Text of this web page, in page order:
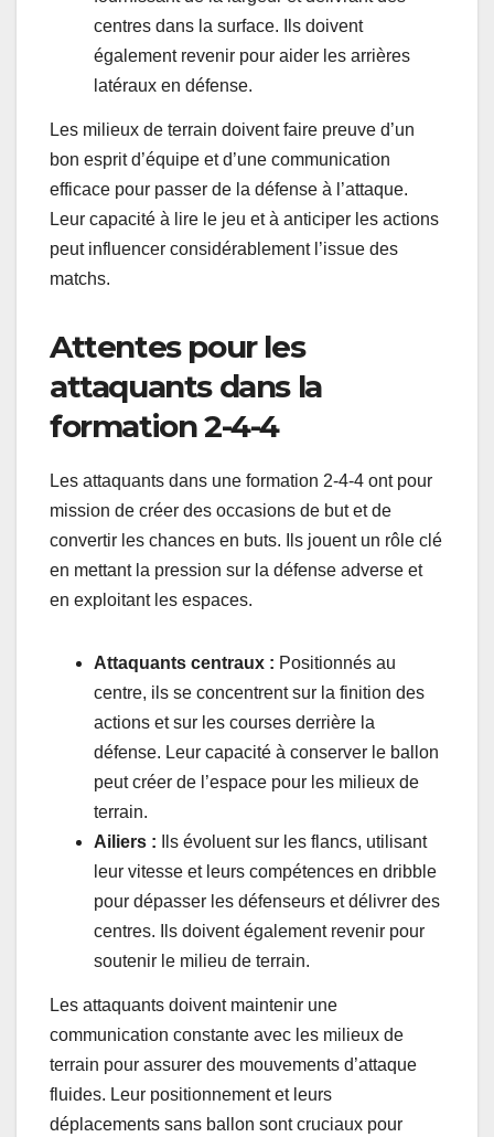
centres dans la surface. Ils doivent
également revenir pour aider les arrières
latéraux en défense.
Les milieux de terrain doivent faire preuve d’un
bon esprit d’équipe et d’une communication
efficace pour passer de la défense à l’attaque.
Leur capacité à lire le jeu et à anticiper les actions
peut influencer considérablement l’issue des
matchs.
Attentes pour les
attaquants dans la
formation 2-4-4
Les attaquants dans une formation 2-4-4 ont pour
mission de créer des occasions de but et de
convertir les chances en buts. Ils jouent un rôle clé
en mettant la pression sur la défense adverse et
en exploitant les espaces.
Attaquants centraux : Positionnés au
centre, ils se concentrent sur la finition des
actions et sur les courses derrière la
défense. Leur capacité à conserver le ballon
peut créer de l’espace pour les milieux de
terrain.
Ailiers : Ils évoluent sur les flancs, utilisant
leur vitesse et leurs compétences en dribble
pour dépasser les défenseurs et délivrer des
centres. Ils doivent également revenir pour
soutenir le milieu de terrain.
Les attaquants doivent maintenir une
communication constante avec les milieux de
terrain pour assurer des mouvements d’attaque
fluides. Leur positionnement et leurs
déplacements sans ballon sont cruciaux pour